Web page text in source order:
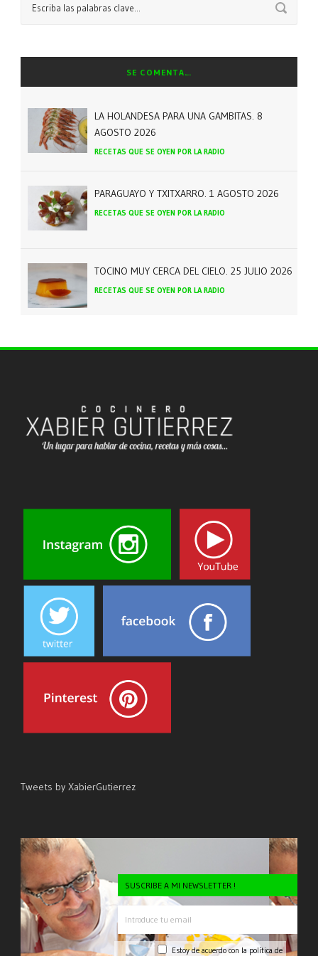
SE COMENTA…
LA HOLANDESA PARA UNA GAMBITAS. 8
AGOSTO 2026
RECETAS QUE SE OYEN POR LA RADIO
PARAGUAYO Y TXITXARRO. 1 AGOSTO 2026
RECETAS QUE SE OYEN POR LA RADIO
TOCINO MUY CERCA DEL CIELO. 25 JULIO 2026
RECETAS QUE SE OYEN POR LA RADIO
Tweets by XabierGutierrez
SUSCRIBE A MI NEWSLETTER !
Estoy de acuerdo con la política de